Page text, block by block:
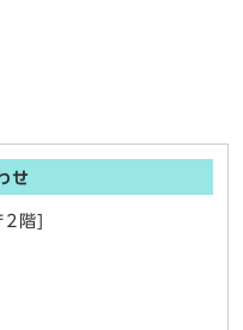
せ
2階]